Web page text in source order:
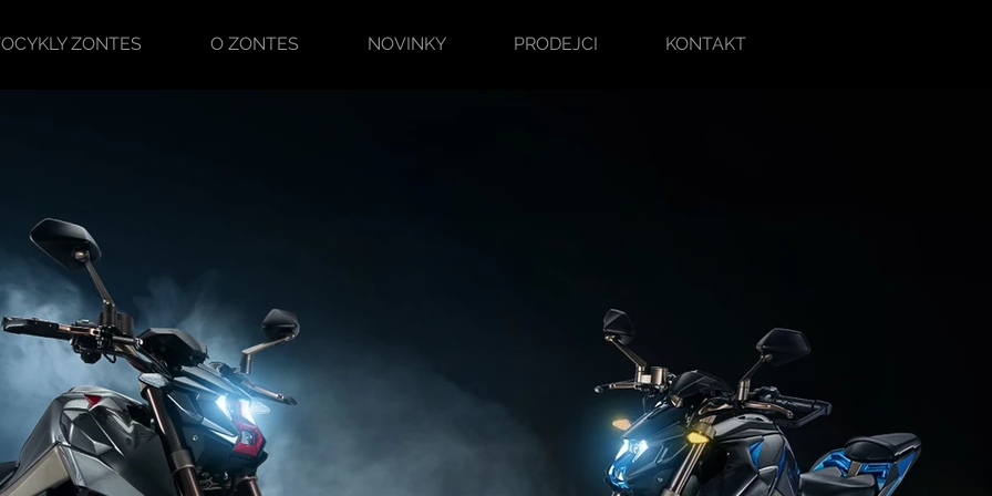
ZONTES O ZONTES NOVINKY PRODEJCI KONTAKT